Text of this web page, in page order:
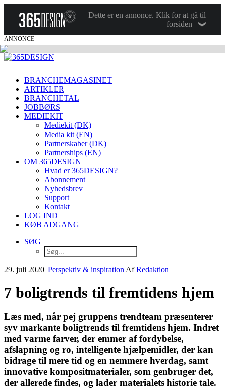
Dette er en annonce. Klik for at gå til
forsiden
ANNONCE
BRANCHEMAGASINET
ARTIKLER
BRANCHETAL
JOBBØRS
MEDIEKIT
Mediekit (DK)
Media kit (EN)
Partnerskaber (DK)
Partnerships (EN)
OM 365DESIGN
Hvad er 365DESIGN?
Abonnement
Nyhedsbrev
Support
Kontakt
LOG IND
KØB ADGANG
SØG
29. juli 2020| Perspektiv & inspiration|AfRedaktion
7 boligtrends til fremtidens hjem
Læs med, når pej gruppens trendteam præsenterer
syv markante boligtrends til fremtidens hjem. Indret
med varme farver, der emmer af fordybelse,
afslapning og ro, intelligente hjælpemidler, der kan
bidrage til mere tid og en nemmere hverdag, samt
innovative kompositmaterialer, som genbruger det,
der allerede findes, og lader materialets historie tale.